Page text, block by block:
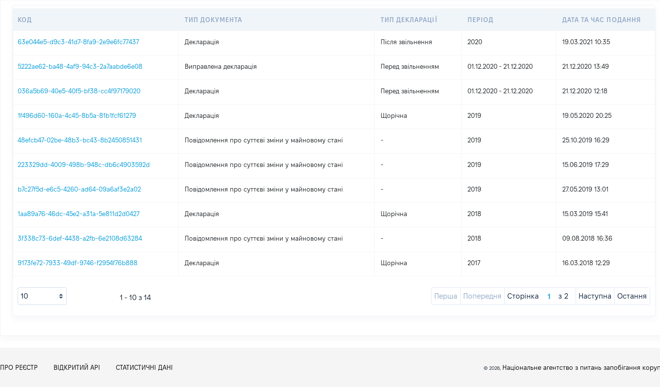
КОД ТИП ДОКУМЕНТА ТИП ДЕКЛАРАЦІЇ ПЕРІОД ДАТА ТА ЧАС ПОДАННЯ
63e044e5-d9c3-41d7-8fa9-2e9e6fc77437 Декларація Після звільнення 2020 19.03.2021 10:35
5222ae62-ba48-4af9-94c3-2a7aabde6e08 Виправлена декларація Перед звільненням 01.12.2020 - 21.12.2020 21.12.2020 13:49
036a5b69-40e5-40f5-bf38-cc4f97179020 Декларація Перед звільненням 01.12.2020 - 21.12.2020 21.12.2020 12:18
1f496d60-160a-4c45-8b5a-81b1fcf61279 Декларація Щорічна 2019 19.05.2020 20:25
48efcb47-02be-48b3-bc43-8b2450851431 Повідомлення про суттєві зміни y майновому стані - 2019 25.10.2019 16:29
223329dd-4009-498b-948c-db6c4903592d Повідомлення про суттєві зміни y майновому стані - 2019 15.06.2019 17:29
b7c27f5d-e6c5-4260-ad64-09a6af3e2a02 Повідомлення про суттєві зміни y майновому стані - 2019 27.05.2019 13:01
1aa89a76-46dc-45e2-a31a-5e811d2d0427 Декларація Щорічна 2018 15.03.2019 15:41
3f338c73-6def-4438-a2fb-6e2108d63284 Повідомлення про суттєві зміни y майновому стані - 2018 09.08.2018 16:36
9173fe72-7933-49df-9746-f2954f76b888 Декларація Щорічна 2017 16.03.2018 12:29
1 - 10 з 14 Перша Попередня Сторінка з 2 Наступна Остання
ПРО РЕЄСТР ВІДКРИТИЙ АРІ СТАТИСТИЧНІ ДАНІ © 2026, Національне агентство з питань запобігання